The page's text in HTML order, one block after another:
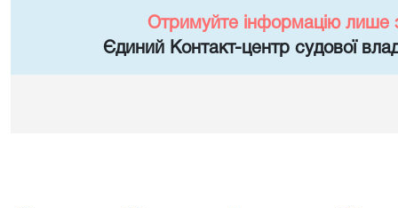
Отримуйте інформацію лише
Єдиний Контакт-центр судової